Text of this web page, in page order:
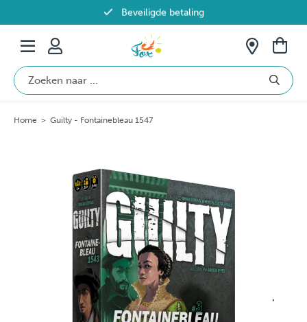
Beveiligde betaling
Gratis verzending vanaf €69 in België
Home > Guilty - Fontainebleau 1547